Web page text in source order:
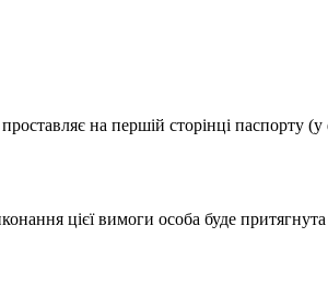
на першій сторінці паспорту
цієї вимоги особа буде притягнута